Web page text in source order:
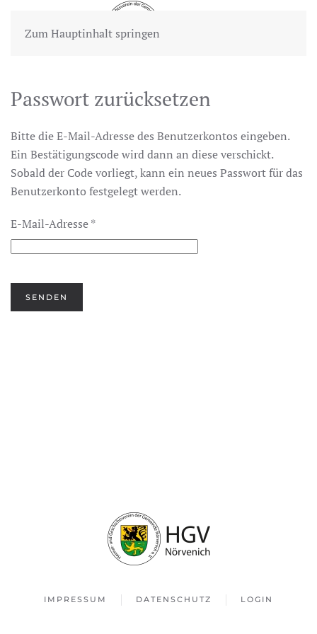
Zum Hauptinhalt springen
Passwort zurücksetzen
Bitte die E-Mail-Adresse des Benutzerkontos eingeben.
Ein Bestätigungscode wird dann an diese verschickt.
Sobald der Code vorliegt, kann ein neues Passwort für das
Benutzerkonto festgelegt werden.
E-Mail-Adresse*
SENDEN
IMPRESSUM DATENSCHUTZ LOGIN